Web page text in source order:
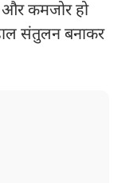
और कमजोर हो
संतुलन बनाकर